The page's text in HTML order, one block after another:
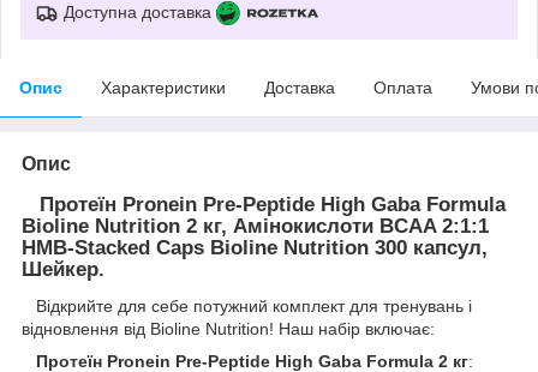
Доступна доставка
Опис Характеристики Доставка Оплата Умови
Опис
Протеїн Pronein Pre-Peptide High Gaba Formula
Bioline Nutrition 2 кг, Амінокислоти BCAA 2:1:1
HMB-Stacked Caps Bioline Nutrition 300 капсул,
Шейкер.
Відкрийте для себе потужний комплект для тренувань і
відновлення від Bioline Nutrition! Наш набір включає:
Протеїн Pronein Pre-Peptide High Gaba Formula 2 кг: